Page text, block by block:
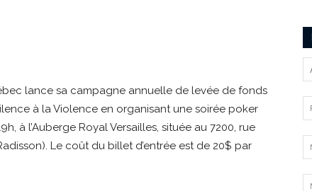
lance sa campagne annuelle de levée de fonds
à la Violence en organisant une soirée poker
à l’Auberge Royal Versailles, située au 7200, rue
Le coût du billet d’entrée est de 20$ par